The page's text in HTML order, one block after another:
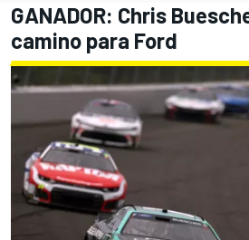
GANADOR: Chris
camino para Ford